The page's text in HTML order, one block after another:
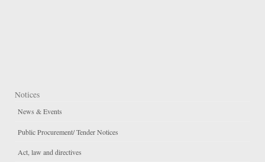
Notices
News & Events
Public Procurement/ Tender Notices
Act, law and directives